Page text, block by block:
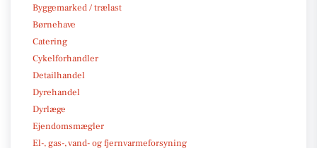
Byggemarked / trælast
Børnehave
Catering
Cykelforhandler
Detailhandel
Dyrehandel
Dyrlæge
Ejendomsmægler
El-, gas-, vand- og fjernvarmeforsyning